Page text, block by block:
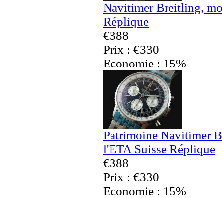
Navitimer Breitling,
Réplique
€388
Prix : €330
Economie : 15%
Patrimoine Navitimer
l'ETA Suisse Réplique
€388
Prix : €330
Economie : 15%